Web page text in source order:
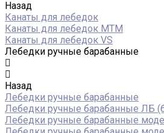
Назад
Канаты для лебедок
Канаты для лебедок MTM
Канаты для лебедок VS
Лебедки ручные барабанные
Назад
Лебедки ручные барабанные
Лебедки ручные барабанные ЛБ
Лебедки ручные барабанные